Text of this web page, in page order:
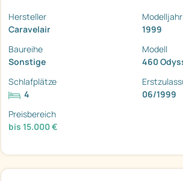
Hersteller
Caravelair
Modelljahr
1999
Baureihe
Sonstige
Modell
460
Schlafplätze
4
06/1999
Preisbereich
bis 15.000 €